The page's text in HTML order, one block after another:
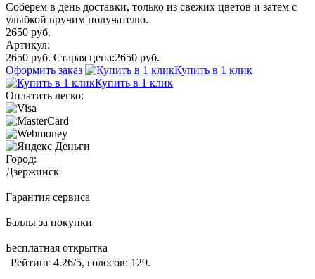
Соберем в день доставки, только из свежих цветов и затем с
улыбкой вручим получателю.
2650 руб.
Артикул:
2650 руб. Старая цена:2650 руб.
Оформить заказ
Купить в 1 клик
Купить в 1 клик
Оплатить легко:
Город:
Дзержинск
Гарантия сервиса
Баллы за покупки
Бесплатная открытка
Рейтинг 4.26/5, голосов: 129.